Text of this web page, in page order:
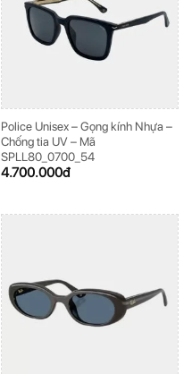
Police Unisex – Gọng kính Nhựa –
Chống tia UV – Mã
SPLL80_0700_54
4.700.000đ